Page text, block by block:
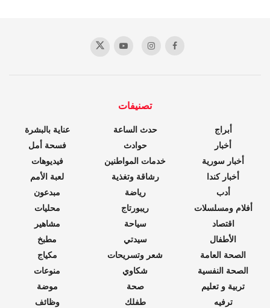
تصنيفات
أبراج
أخبار
أخبار سورية
أخبار كندا
أدب
أفلام ومسلسلات
اقتصاد
الأطفال
الصحة العامة
الصحة النفسية
تربية و تعليم
ترفيه
حدث الساعة
حوادث
خدمات المواطنين
رشاقة وتغذية
رياضة
ريبورتاج
سياحة
سيدتي
شعر وتسريحات
شكاوي
صحة
طفلك
عناية بالبشرة
فسحة أمل
فيديوهات
لعبة الأمم
مبدعون
محليات
مشاهير
مطبخ
مكياج
منوعات
موضة
وظائف